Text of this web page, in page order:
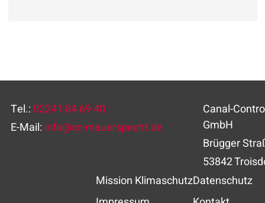
Tel.: 02241 84 69 40
E-Mail: info@cc-mauerspecht.de
Canal-
GmbH
Brügger
53842
Mission KlimaschutzDatenschutz